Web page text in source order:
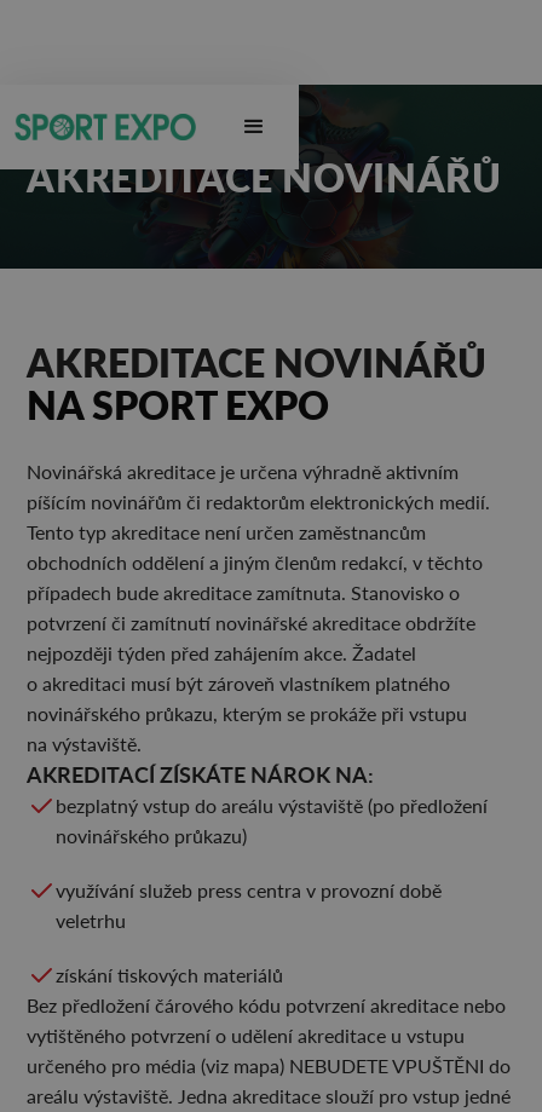
AKREDITACE NOVINÁŘŮ
AKREDITACE NOVINÁŘŮ
NA SPORT EXPO
Novinářská akreditace je určena výhradně aktivním
píšícím novinářům či redaktorům elektronických medií.
Tento typ akreditace není určen zaměstnancům
obchodních oddělení a jiným členům redakcí, v těchto
případech bude akreditace zamítnuta. Stanovisko o
potvrzení či zamítnutí novinářské akreditace obdržíte
nejpozději týden před zahájením akce. Žadatel
o akreditaci musí být zároveň vlastníkem platného
novinářského průkazu, kterým se prokáže při vstupu
na výstaviště.
AKREDITACÍ ZÍSKÁTE NÁROK NA:
bezplatný vstup do areálu výstaviště (po předložení
novinářského průkazu)
využívání služeb press centra v provozní době
veletrhu
získání tiskových materiálů
Bez předložení čárového kódu potvrzení akreditace nebo
vytištěného potvrzení o udělení akreditace u vstupu
určeného pro média (viz mapa) NEBUDETE VPUŠTĚNI do
areálu výstaviště. Jedna akreditace slouží pro vstup jedné